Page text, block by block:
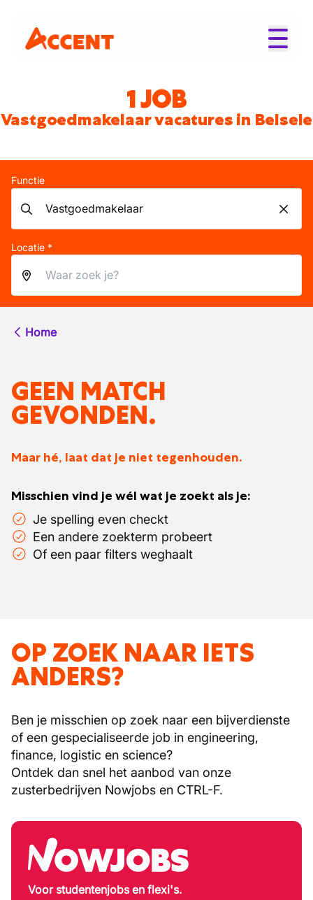
1 JOB
Vastgoedmakelaar vacatures in Belsele
Functie
Locatie *
Home
GEEN MATCH
GEVONDEN.
Maar hé, laat dat je niet tegenhouden.
Misschien vind je wél wat je zoekt als je:
Je spelling even checkt
Een andere zoekterm probeert
Of een paar filters weghaalt
OP ZOEK NAAR IETS
ANDERS?
Ben je misschien op zoek naar een bijverdienste
of een gespecialiseerde job in engineering,
finance, logistic en science?
Ontdek dan snel het aanbod van onze
zusterbedrijven Nowjobs en CTRL-F.
Voor studentenjobs en flexi's.